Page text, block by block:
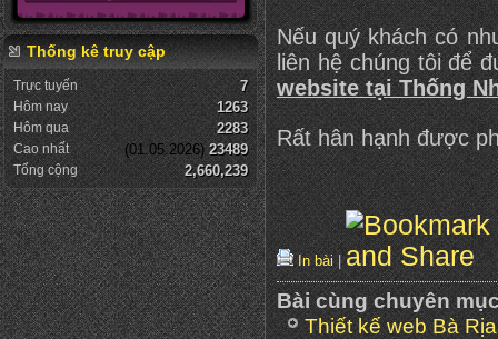
Thống kê truy cập
Trực tuyến 7
Hôm nay 1263
Hôm qua 2283
Cao nhất (01.05.2026)23489
Tổng cộng 2,660,239
Nếu quý khách có
liên hệ chúng tôi để
website tại Thống
Rất hân hạnh được
In bài|
Bài cùng chuyên
Thiết kế web Bà